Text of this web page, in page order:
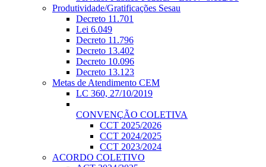
Produtividade/Gratificações Sesau
Decreto 11.701
Lei 6.049
Decreto 11.796
Decreto 13.402
Decreto 10.096
Decreto 13.123
Metas de Atendimento CEM
LC 360, 27/10/2019
CONVENÇÃO COLETIVA
CCT 2025/2026
CCT 2024/2025
CCT 2023/2024
ACORDO COLETIVO